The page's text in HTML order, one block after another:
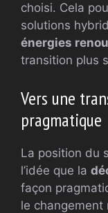
choisi. Cela
solutions
énergies
transition plus
Vers une
pragmatique
La position du
l’idée que la
façon
le